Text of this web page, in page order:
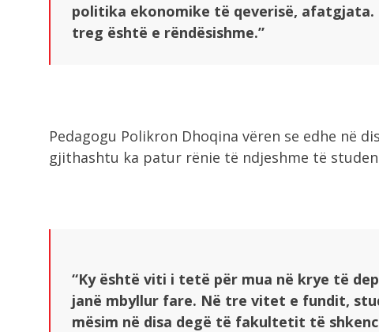
politika ekonomike të qeverisë,
treg është e rëndësishme.”
Pedagogu Polikron Dhoqina vëren se edhe në
gjithashtu ka patur rënie të ndjeshme të
“Ky është viti i tetë për mua në krye të
janë mbyllur fare. Në tre vitet e fundit,
mësim në disa degë të fakultetit të